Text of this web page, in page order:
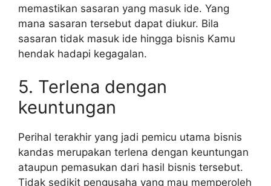
memastikan sasaran yang masuk ide. Yang
mana sasaran tersebut dapat diukur. Bila
sasaran tidak masuk ide hingga bisnis Kamu
hendak hadapi kegagalan.
5. Terlena dengan
keuntungan
Perihal terakhir yang jadi pemicu utama bisnis
kandas merupakan terlena dengan keuntungan
ataupun pemasukan dari hasil bisnis tersebut.
Tidak sedikit pengusaha yang mau memperoleh